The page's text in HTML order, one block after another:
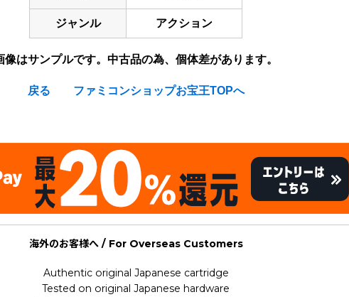
ジャンル アクション
像はサンプルです。中古品の為、個体差があります。
戻る ファミコンショップお宝王TOPへ
海外のお客様へ / For Overseas Customers
Authentic original Japanese cartridge
Tested on original Japanese hardware